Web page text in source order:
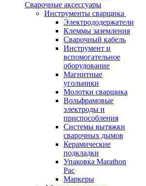
Сварочные аксессуары
Инструменты сварщика
Электрододержатели
Клеммы заземления
Сварочный кабель
Инструмент и
вспомогательное
оборудование
Магнитные
угольники
Молотки сварщика
Вольфрамовые
электроды и
приспособления
Системы вытяжки
сварочных дымов
Керамические
подкладки
Упаковка Marathon
Pac
Маркеры